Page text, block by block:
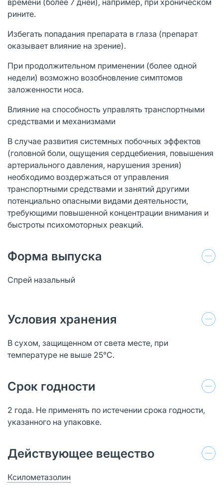
рините.
Избегать попадания препарата в глаза (препарат
оказывает влияние на зрение).
При продолжительном применении (более одной
недели) возможно возобновление симптомов
заложенности носа.
Влияние на способность управлять транспортными
средствами и механизмами
В случае развития системных побочных эффектов
(головной боли, ощущения сердцебиения, повышения
артериального давления, нарушения зрения)
необходимо воздержаться от управления
транспортными средствами и занятий другими
потенциально опасными видами деятельности,
требующими повышенной концентрации внимания и
быстроты психомоторных реакций.
Форма выпуска
Спрей назальный
Условия хранения
В сухом, защищенном от света месте, при
температуре не выше 25°C.
Срок годности
2 года. Не применять по истечении срока годности,
указанного на упаковке.
Действующее вещество
Ксилометазолин